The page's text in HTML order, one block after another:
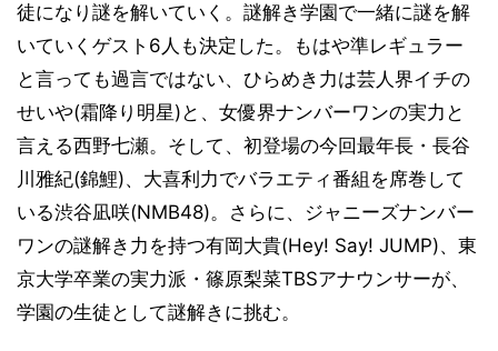
徒になり謎を解いていく。謎解き学園で一緒に謎を解
いていくゲスト6人も決定した。もはや準レギュラー
と言っても過言ではない、ひらめき力は芸人界イチの
せいや(霜降り明星)と、女優界ナンバーワンの実力と
言える西野七瀬。そして、初登場の今回最年長・長谷
川雅紀(錦鯉)、大喜利力でバラエティ番組を席巻して
いる渋谷凪咲(NMB48)。さらに、ジャニーズナンバー
ワンの謎解き力を持つ有岡大貴(Hey! Say! JUMP)、東
京大学卒業の実力派・篠原梨菜TBSアナウンサーが、
学園の生徒として謎解きに挑む。